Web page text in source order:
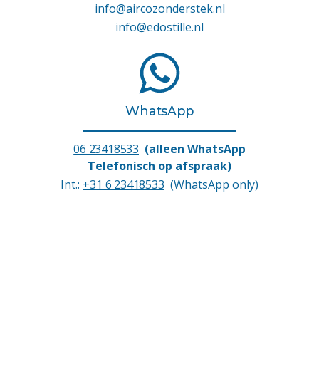
info@aircozonderstek.nl
info@edostille.nl
WhatsApp
06 23418533 (alleen WhatsApp
Telefonisch op afspraak)
Int.: +31 6 23418533 (WhatsApp only)